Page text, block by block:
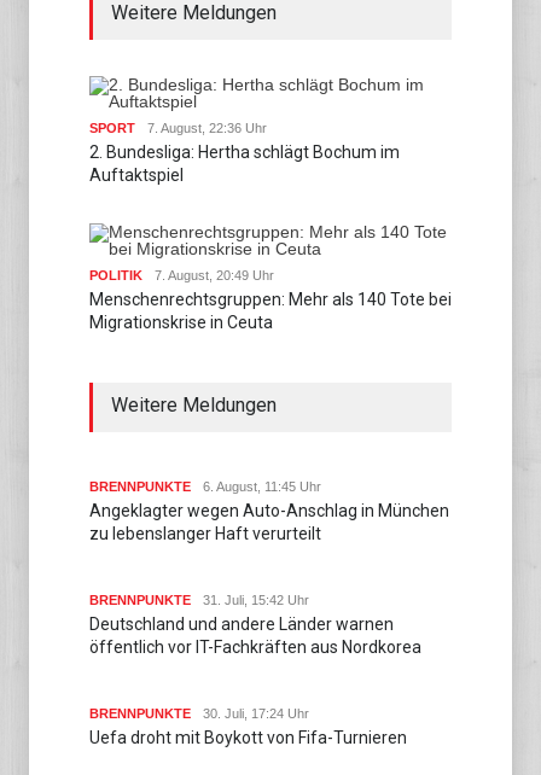
Weitere Meldungen
SPORT 7. August, 22:36 Uhr
2. Bundesliga: Hertha schlägt Bochum im
Auftaktspiel
POLITIK 7. August, 20:49 Uhr
Menschenrechtsgruppen: Mehr als 140 Tote bei
Migrationskrise in Ceuta
Weitere Meldungen
BRENNPUNKTE 6. August, 11:45 Uhr
Angeklagter wegen Auto-Anschlag in München
zu lebenslanger Haft verurteilt
BRENNPUNKTE 31. Juli, 15:42 Uhr
Deutschland und andere Länder warnen
öffentlich vor IT-Fachkräften aus Nordkorea
BRENNPUNKTE 30. Juli, 17:24 Uhr
Uefa droht mit Boykott von Fifa-Turnieren